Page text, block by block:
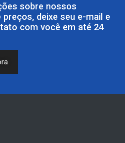
sobre nossos
deixe seu e-mail e
com você em até 24